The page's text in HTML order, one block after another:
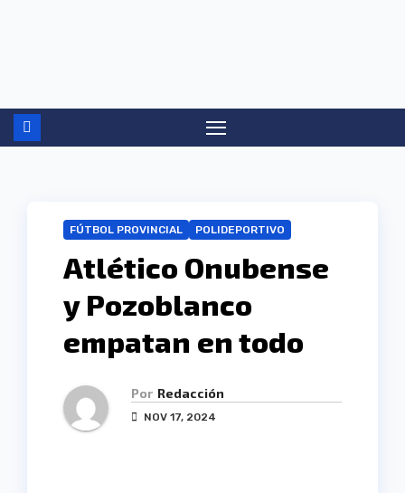
FÚTBOL PROVINCIAL POLIDEPORTIVO
Atlético Onubense
y Pozoblanco
empatan en todo
Por Redacción
NOV 17, 2024